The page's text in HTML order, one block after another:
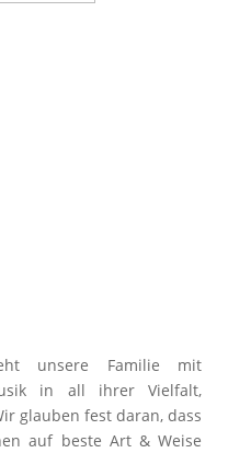
unsere Familie mit
in all ihrer Vielfalt,
glauben fest daran, dass
auf beste Art & Weise